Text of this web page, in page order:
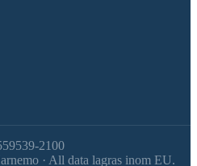
2100
· All data lagras inom EU.